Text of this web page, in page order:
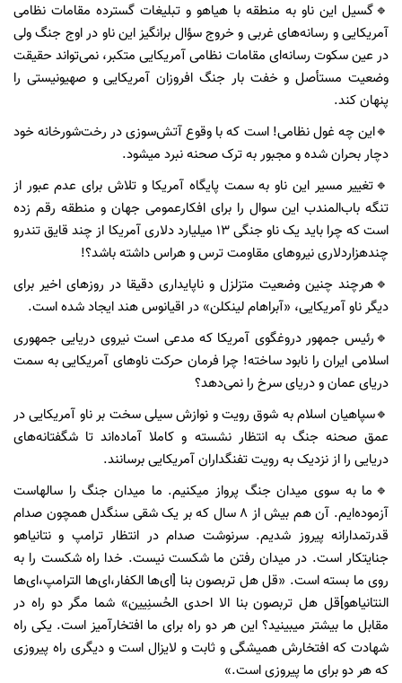
🔹گسیل این ناو به منطقه با هیاهو و تبلیغات گسترده مقامات نظامی
آمریکایی و رسانه‌های غربی و خروج سؤال برانگیز این ناو در اوج جنگ ولی
در عین سکوت رسانه‌ای مقامات نظامی آمریکایی متکبر، نمی‌تواند حقیقت
وضعیت مستأصل و خفت بار جنگ افروزان آمریکایی و صهیونیستی را
پنهان کند.
🔹این چه غول نظامی! است که با وقوع آتش‌سوزی در رخت‌شورخانه خود
دچار بحران شده و مجبور به ترک صحنه نبرد میشود.
🔹تغییر مسیر این ناو به سمت پایگاه آمریکا و تلاش برای عدم عبور از
تنگه باب‌المندب این سوال را برای افکارعمومی جهان و منطقه رقم زده
است که چرا باید یک ناو جنگی ۱۳ میلیارد دلاری آمریکا از چند قایق تندرو
چندهزاردلاری نیروهای مقاومت ترس و هراس داشته باشد؟!
🔹هرچند چنین وضعیت متزلزل و ناپایداری دقیقا در روزهای اخیر برای
دیگر ناو آمریکایی، «آبراهام لینکلن» در اقیانوس هند ایجاد شده است.
🔹رئیس جمهور دروغگوی آمریکا که مدعی است نیروی دریایی جمهوری
اسلامی ایران را نابود ساخته! چرا فرمان حرکت ناوهای آمریکایی به سمت
دریای عمان و دریای سرخ را نمی‌دهد؟
🔹سپاهیان اسلام به شوق رویت و نوازش سیلی سخت بر ناو آمریکایی در
عمق صحنه جنگ به انتظار نشسته و کاملا آماده‌اند تا شگفتانه‌های
دریایی را از نزدیک به رویت تفنگداران آمریکایی برسانند.
🔹ما به سوی میدان جنگ پرواز میکنیم. ما میدان جنگ را سالهاست
آزموده‌ایم. آن هم بیش از ۸ سال که بر یک شقی سنگدل همچون صدام
قدرتمدارانه پیروز شدیم. سرنوشت صدام در انتظار ترامپ و نتانیاهو
جنایتکار است. در میدان رفتن ما شکست نیست. خدا راه شکست را به
روی ما بسته است. «قل هل تربصون بنا [ای‌ها الکفار،‌ای‌ها الترامپ،‌ای‌ها
النتانیاهو]قل هل تربصون بنا الا احدی الحُسنِیین» شما مگر دو راه در
مقابل ما بیشتر میبینید؟ این هر دو راه برای ما افتخارآمیز است. یکی راه
شهادت که افتخارش همیشگی و ثابت و لایزال است و دیگری راه پیروزی
که هر دو برای ما پیروزی است.»